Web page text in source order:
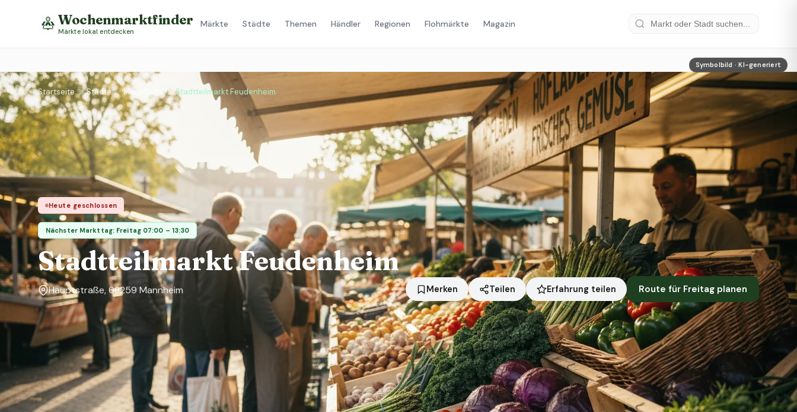
Wochenmarktfinder
Märkte lokal entdecken
Märkte Städte Themen Händler Regionen Flohmärkte Magazin
Symbolbild · KI-generiert
Startseite › Städte › Mannheim › Stadtteilmarkt Feudenheim
Heute geschlossen
Nächster Markttag: Freitag 07:00 – 13:30
Stadtteilmarkt Feudenheim
Hauptstraße, 68259 Mannheim Merken Teilen Erfahrung teilen Route für Freitag planen
Symbolbild · KI-generiert